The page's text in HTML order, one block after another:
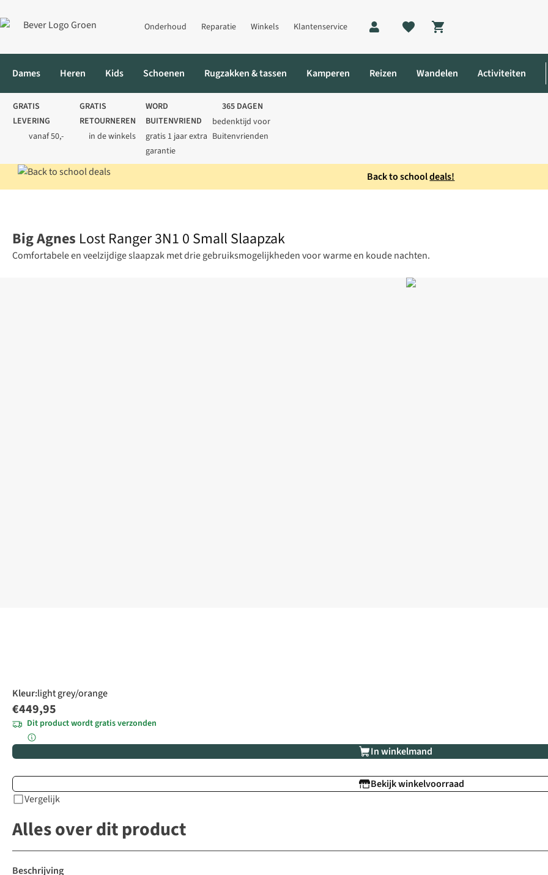
Onderhoud Reparatie Winkels Klantenservice
Shopping cart
Dames Heren Kids Schoenen Rugzakken & tassen Kamperen Reizen Wandelen Activiteiten
GRATIS
LEVERING
vanaf 50,-
GRATIS
RETOURNEREN
in de winkels
WORD
BUITENVRIEND
gratis 1 jaar extra
garantie
365 DAGEN
bedenktijd voor
Buitenvrienden
Back to schooldeals!
Big Agnes Lost Ranger 3N1 0 Small Slaapzak
Comfortabele en veelzijdige slaapzak met drie gebruiksmogelijkheden voor warme en koude nachten.
Kleur:light grey/orange
€449,95
Dit product wordt gratis verzonden
In winkelmand
Bekijk winkelvoorraad
Vergelijk
Alles over dit product
Beschrijving